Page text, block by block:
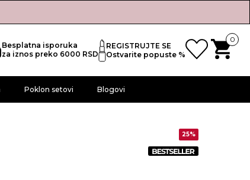
Besplatna isporuka
za iznos preko 6000 RSD
REGISTRUJTE SE
Ostvarite popuste %
0
Poklon setovi Blogovi
25%